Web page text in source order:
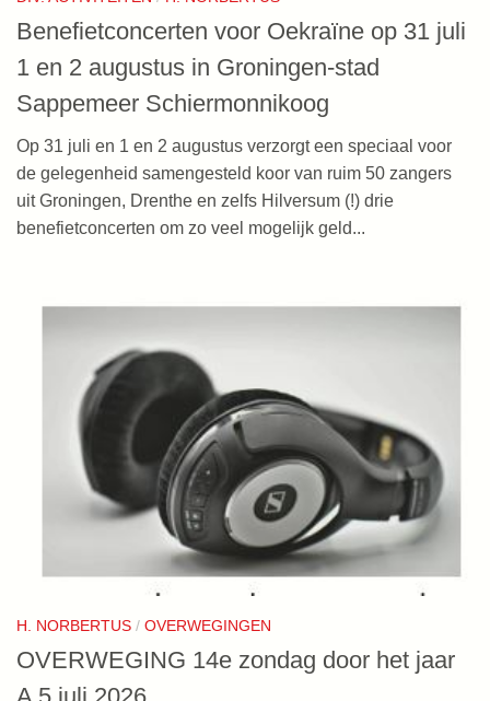
Benefietconcerten voor Oekraïne op 31 juli
1 en 2 augustus in Groningen-stad
Sappemeer Schiermonnikoog
Op 31 juli en 1 en 2 augustus verzorgt een speciaal voor
de gelegenheid samengesteld koor van ruim 50 zangers
uit Groningen, Drenthe en zelfs Hilversum (!) drie
benefietconcerten om zo veel mogelijk geld...
H. NORBERTUS / OVERWEGINGEN
OVERWEGING 14e zondag door het jaar